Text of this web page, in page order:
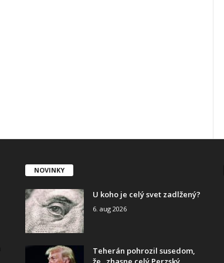
NOVINKY
U koho je celý svet zadlžený?
6. aug 2026
Teherán pohrozil susedom,